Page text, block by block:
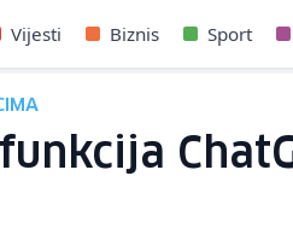
Vijesti Biznis Sport